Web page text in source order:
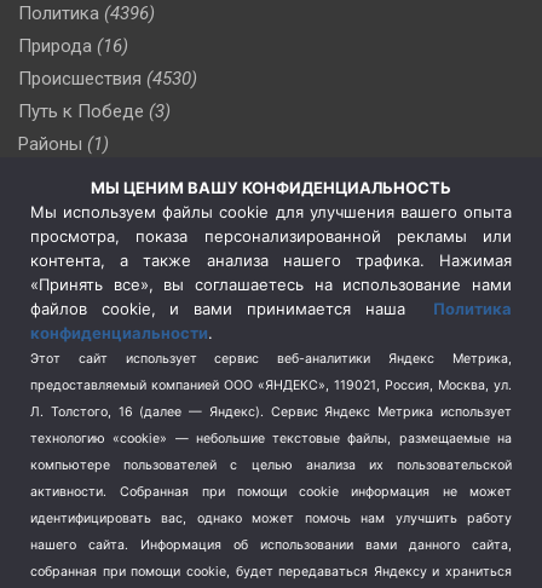
Политика (4396)
Природа (16)
Происшествия (4530)
Путь к Победе (3)
Районы (1)
(509)
Сельское хозяйство (3)
Социальная политика
(3)
Спецоперация в Украине
Спецоперация на Украине
(404)
Спорт (740)
Терроризм (1)
Транспорт (262)
Туризм (178)
Флот (76)
Школа и спорт (2)
МЫ ЦЕНИМ ВАШУ КОНФИДЕНЦИАЛЬНОСТЬ
Мы используем файлы cookie для улучшения вашего опыта
просмотра, показа персонализированной рекламы или
контента, а также анализа нашего трафика. Нажимая
«Принять все», вы соглашаетесь на использование нами
файлов cookie, и вами принимается наша Политика
конфиденциальности.
Этот сайт использует сервис веб-аналитики Яндекс Метрика,
предоставляемый компанией ООО «ЯНДЕКС», 119021, Россия, Москва, ул.
Л. Толстого, 16 (далее — Яндекс). Сервис Яндекс Метрика использует
технологию «cookie» — небольшие текстовые файлы, размещаемые на
компьютере пользователей с целью анализа их пользовательской
активности.
Собранная при помощи cookie информация не может
идентифицировать вас, однако может помочь нам улучшить работу
нашего сайта. Информация об использовании вами данного сайта,
собранная при помощи cookie, будет передаваться Яндексу и храниться